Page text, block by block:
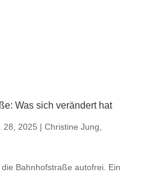
Was sich verändert hat
28, 2025 | Christine Jung
Bahnhofstraße autofrei. Ein